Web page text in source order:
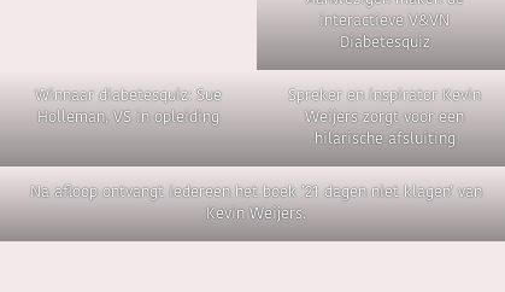
interactieve V&VN
Diabetesquiz
Winnaar diabetesquiz: Sue
Holleman, VS in opleiding
Spreker en inspirator Kevin
Weijers zorgt voor een
hilarische afsluiting
Na afloop ontvangt iedereen het boek ’21 dagen niet klagen’ van
Kevin Weijers.